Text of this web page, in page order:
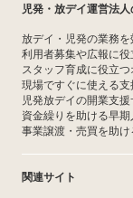
児発・放デイ運営法
放デイ・児発の業務
利用者募集や広報に
スタッフ育成に役立
現場ですぐに使える
児発放デイの開業支
資金繰りを助ける早
事業譲渡・売買を助
関連サイト